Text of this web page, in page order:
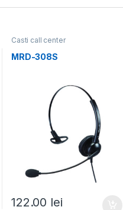
Casti call center
MRD-308S
122.00 lei